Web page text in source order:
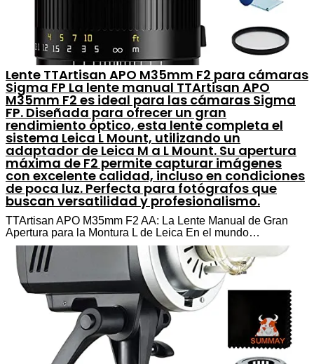
Lente TTArtisan APO M35mm F2 para cámaras
Sigma FP La lente manual TTArtisan APO
M35mm F2 es ideal para las cámaras Sigma
FP. Diseñada para ofrecer un gran
rendimiento óptico, esta lente completa el
sistema Leica L Mount, utilizando un
adaptador de Leica M a L Mount. Su apertura
máxima de F2 permite capturar imágenes
con excelente calidad, incluso en condiciones
de poca luz. Perfecta para fotógrafos que
buscan versatilidad y profesionalismo.
TTArtisan APO M35mm F2 AA: La Lente Manual de Gran
Apertura para la Montura L de Leica En el mundo…